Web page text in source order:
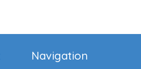
Navigation